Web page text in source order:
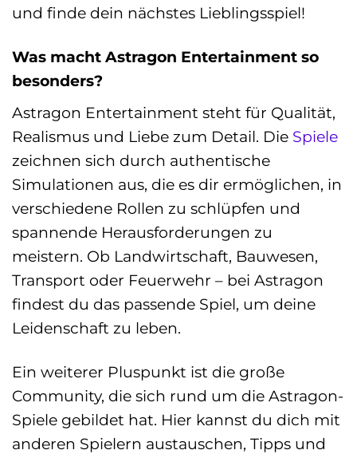
und finde dein nächstes Lieblingsspiel!
Was macht Astragon Entertainment so
besonders?
Astragon Entertainment steht für Qualität,
Realismus und Liebe zum Detail. Die Spiele
zeichnen sich durch authentische
Simulationen aus, die es dir ermöglichen, in
verschiedene Rollen zu schlüpfen und
spannende Herausforderungen zu
meistern. Ob Landwirtschaft, Bauwesen,
Transport oder Feuerwehr – bei Astragon
findest du das passende Spiel, um deine
Leidenschaft zu leben.
Ein weiterer Pluspunkt ist die große
Community, die sich rund um die Astragon-
Spiele gebildet hat. Hier kannst du dich mit
anderen Spielern austauschen, Tipps und